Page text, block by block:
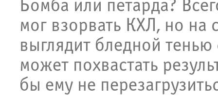
Бомба или петарда?
мог взорвать КХЛ, но на
выглядит бледной
может похвастать
бы ему не